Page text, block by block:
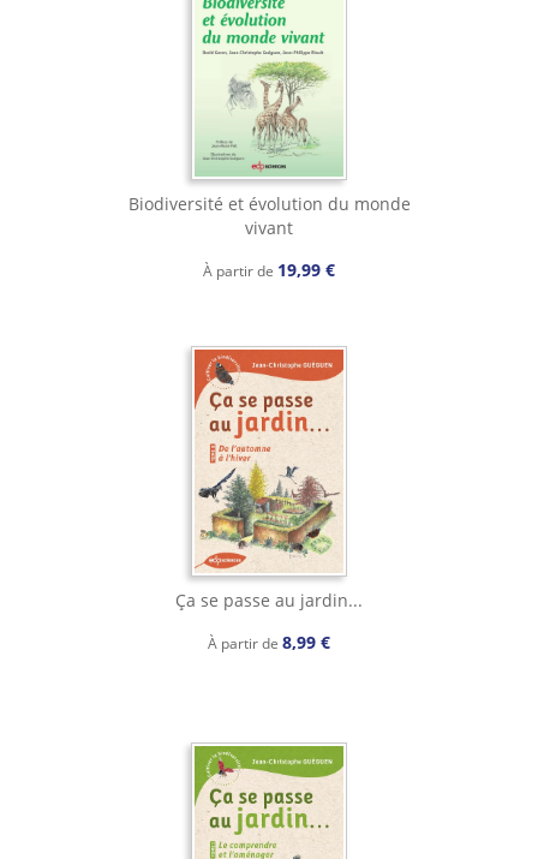
Biodiversité et évolution du monde
vivant
À partir de 19,99 €
Ça se passe au jardin...
À partir de 8,99 €